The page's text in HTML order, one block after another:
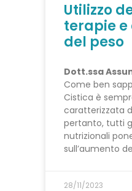
Utilizzo
terapie
del peso
Dott.ssa
Come ben
Cistica è
caratterizzata
pertanto, tutti
nutrizionali
sull’aumento
28/11/2023